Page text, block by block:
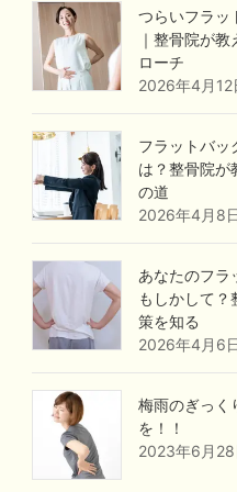
つらいフラッ
｜整骨院が
ローチ
2026年4月12
フラットバッ
は？整骨院が
の道
2026年4月8
あなたのフラ
もしかして？
策を知る
2026年4月6
梅雨のぎっく
を！！
2023年6月28